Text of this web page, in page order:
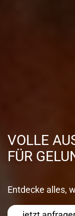
VOLLE
FÜR
Entdecke alles,